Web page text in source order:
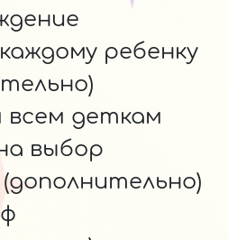
ребенку
всем деткам
выбор